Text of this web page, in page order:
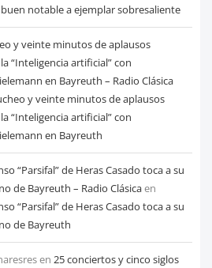
notable a ejemplar sobresaliente
y veinte minutos de aplausos
“Inteligencia artificial” con
en Bayreuth – Radio Clásica
y veinte minutos de aplausos
“Inteligencia artificial” con
en Bayreuth
“Parsifal” de Heras Casado toca a su
de Bayreuth – Radio Clásicaen
“Parsifal” de Heras Casado toca a su
de Bayreuth
en 25 conciertos y cinco siglos